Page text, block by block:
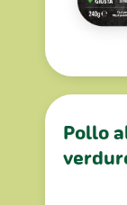
Pollo